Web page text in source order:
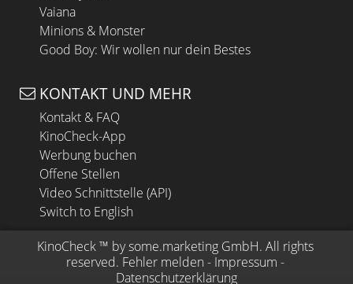
Vaiana
Minions & Monster
Good Boy: Wir wollen nur dein Bestes
KONTAKT UND MEHR
Kontakt & FAQ
KinoCheck-App
Werbung buchen
Offene Stellen
Video Schnittstelle (API)
Switch to English
KinoCheck ™ by some.marketing GmbH. All rights
reserved. Fehler melden - Impressum -
Datenschutzerklärung